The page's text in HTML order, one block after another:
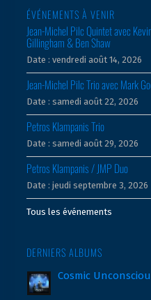
ÉVÉNEMENTS À VENIR
Jean-Michel Pilc Quintet avec
Gillingham & Ben Shaw
Date : vendredi août 14, 2026
Jean-Michel Pilc Trio avec Mark
Date : samedi août 22, 2026
Petros Klampanis Trio
Date : samedi août 29, 2026
Petros Klampanis / JMP Duo
Date : jeudi septembre 3, 2026
Tous les événements
DERNIERS ALBUMS
Cosmic